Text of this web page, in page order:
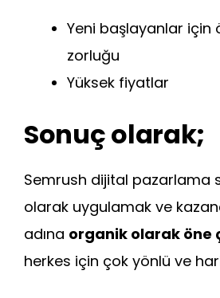
Yeni başlayanlar için
zorluğu
Yüksek fiyatlar
Sonuç olarak;
Semrush dijital pazarlama
olarak uygulamak ve
adına organik olarak öne
herkes için çok yönlü ve